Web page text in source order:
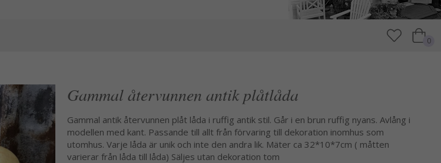
0
Gammal återvunnen antik plåtlåda
Gammal antik återvunnen plåt låda i ruffig antik stil. Går i en brun ruffig nyans. Avlång i
modellen med kant. Passande till allt från förvaring till dekoration inomhus som
utomhus. Varje låda är unik och inte den andra lik. Mäter ca 32*10*7cm ( måtten
varierar från låda till låda) Säljes utan dekoration tom